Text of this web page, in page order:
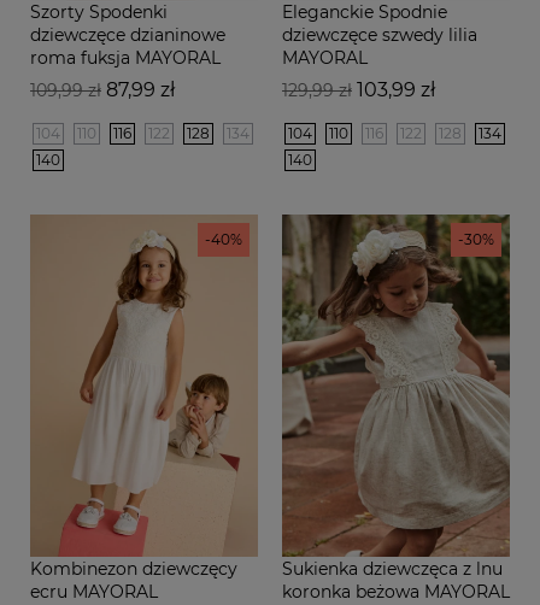
Szorty Spodenki
dziewczęce dzianinowe
roma fuksja MAYORAL
Cena
109,99 zł Cena
87,99 zł
104 110 116 122 128
134
140
Eleganckie Spodnie
dziewczęce szwedy lilia
MAYORAL
Cena
129,99 zł Cena
103,99 zł
104 110 116 122 128
134
140
Kombinezon dziewczęcy
ecru MAYORAL
-40%
Sukienka dziewczęca z lnu
koronka beżowa MAYORAL
-30%